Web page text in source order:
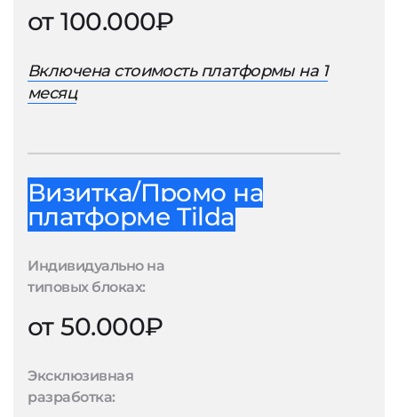
от 100.000₽
Включена стоимость платформы на 1
месяц
Визитка/Промо на
платформе Tilda
Индивидуально на
типовых блоках:
от 50.000₽
Эксклюзивная
разработка: